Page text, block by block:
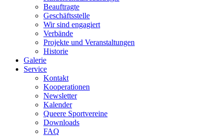
Beauftragte
Geschäftsstelle
Wir sind engagiert
Verbände
Projekte und Veranstaltungen
Historie
Galerie
Service
Kontakt
Kooperationen
Newsletter
Kalender
Queere Sportvereine
Downloads
FAQ